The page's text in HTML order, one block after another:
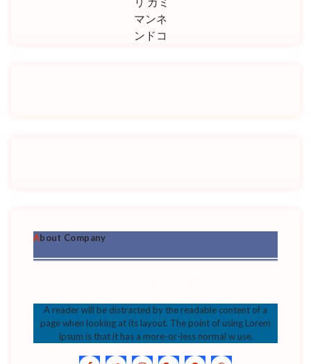
マンネ
ンドコ
About Company
A reader will be distracted by the readable content of a
page when looking at its layout. The point of using Lorem
Ipsum is that it has a more-or-less normal w use.